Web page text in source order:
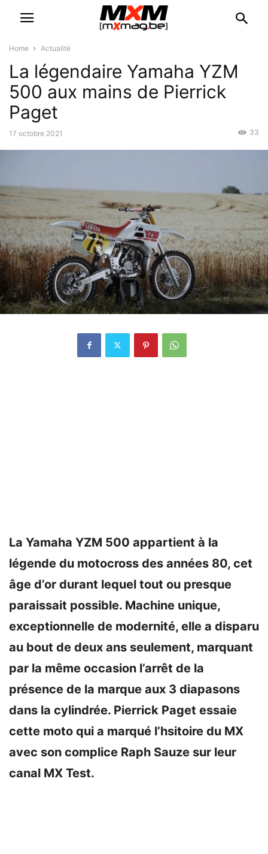
Home Actualité
La légendaire Yamaha YZM
500 aux mains de Pierrick
Paget
17 octobre 2021 33
La Yamaha YZM 500 appartient à la
légende du motocross des années 80, cet
âge d’or durant lequel tout ou presque
paraissait possible. Machine unique,
exceptionnelle de modernité, elle a disparu
au bout de deux ans seulement, marquant
par la même occasion l’arrêt de la
présence de la marque aux 3 diapasons
dans la cylindrée. Pierrick Paget essaie
cette moto qui a marqué l’hsitoire du MX
avec son complice Raph Sauze sur leur
canal MX Test.